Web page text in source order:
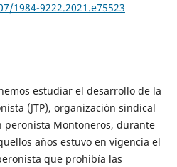
1984-9222.2021.e75523
estudiar el desarrollo de la
(JTP), organización sindical
peronista Montoneros, durante
años estuvo en vigencia el
que prohibía las